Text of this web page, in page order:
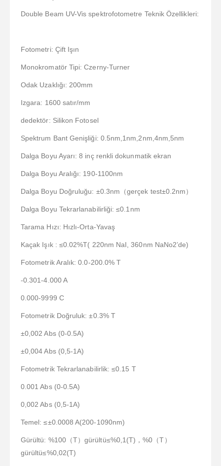
Double Beam UV-Vis spektrofotometre Teknik Özellikleri:
Fotometri: Çift Işın
Monokromatör Tipi: Czerny-Turner
Odak Uzaklığı: 200mm
Izgara: 1600 satır/mm
dedektör: Silikon Fotosel
Spektrum Bant Genişliği: 0.5nm,1nm,2nm,4nm,5nm
Dalga Boyu Ayarı: 8 inç renkli dokunmatik ekran
Dalga Boyu Aralığı: 190-1100nm
Dalga Boyu Doğruluğu: ±0.3nm（gerçek test±0.2nm）
Dalga Boyu Tekrarlanabilirliği: ≤0.1nm
Tarama Hızı: Hızlı-Orta-Yavaş
Kaçak Işık : ≤0.02%T( 220nm NaI, 360nm NaNo2’de)
Fotometrik Aralık: 0.0-200.0% T
-0.301-4.000 A
0.000-9999 C
Fotometrik Doğruluk: ±0.3% T
±0,002 Abs (0-0.5A)
±0,004 Abs (0,5-1A)
Fotometrik Tekrarlanabilirlik: ≤0.15 T
0.001 Abs (0-0.5A)
0,002 Abs (0,5-1A)
Temel: ≤±0.0008 A(200-1090nm)
Gürültü: %100（T）gürültü≤%0,1(T)，%0（T）
gürültü≤%0,02(T)